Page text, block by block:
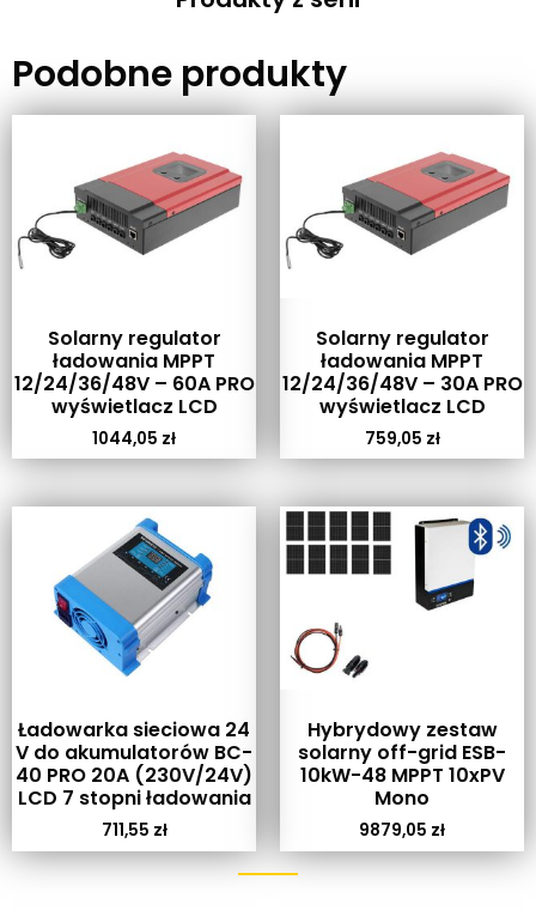
Podobne produkty
Solarny regulator
ładowania MPPT
12/24/36/48V – 60A PRO
wyświetlacz LCD
1044,05 zł
Solarny regulator
ładowania MPPT
12/24/36/48V – 30A PRO
wyświetlacz LCD
759,05 zł
Ładowarka sieciowa 24
V do akumulatorów BC-
40 PRO 20A (230V/24V)
LCD 7 stopni ładowania
711,55 zł
Hybrydowy zestaw
solarny off-grid ESB-
10kW-48 MPPT 10xPV
Mono
9879,05 zł